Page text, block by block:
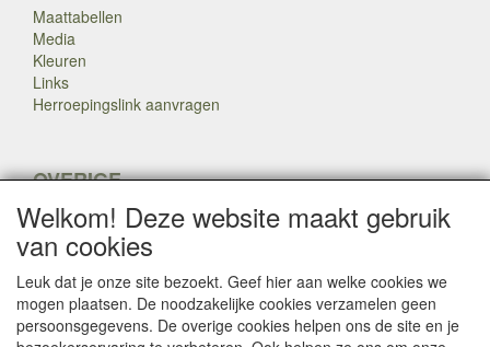
Maattabellen
Media
Kleuren
Links
Herroepingslink aanvragen
OVERIGE
Veteranen
Nieuws
Inkoop
Herroepingslink aanvragen
Welkom! Deze website maakt gebruik
van cookies
Leuk dat je onze site bezoekt. Geef hier aan welke cookies we
mogen plaatsen. De noodzakelijke cookies verzamelen geen
persoonsgegevens. De overige cookies helpen ons de site en je